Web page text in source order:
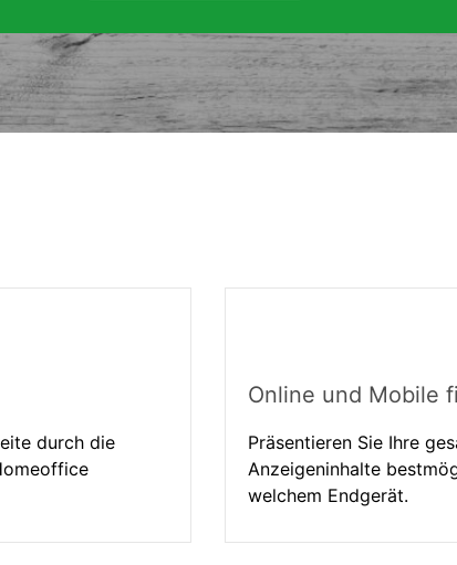
durch die
Online und Mobile
Präsentieren Sie Ihre
Anzeigeninhalte
welchem Endgerät.